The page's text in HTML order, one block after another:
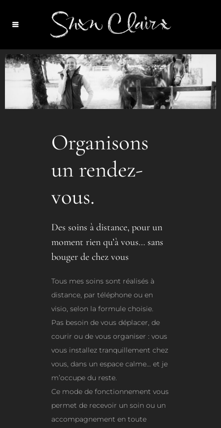
Organisons
un rendez-
vous.
Des soins à distance, pour un
moment rien qu’à vous… sans
bouger de chez vous
Tous mes soins sont réalisés à
distance, par téléphone ou en
visio, selon la formule choisie.
Pas besoin de vous déplacer, de
courir ou de vous organiser : vous
vous installez tranquillement chez
vous, dans un espace calme… et je
m’occupe du reste.
Ce mode de fonctionnement vous
permet de recevoir un soin ou un
accompagnement en toute